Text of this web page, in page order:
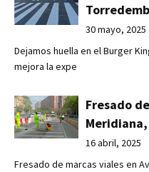
30 mayo, 2025
Dejamos huella en el Burger
mejora la expe
Fresado
16 abril, 2025
Fresado de marcas viales en